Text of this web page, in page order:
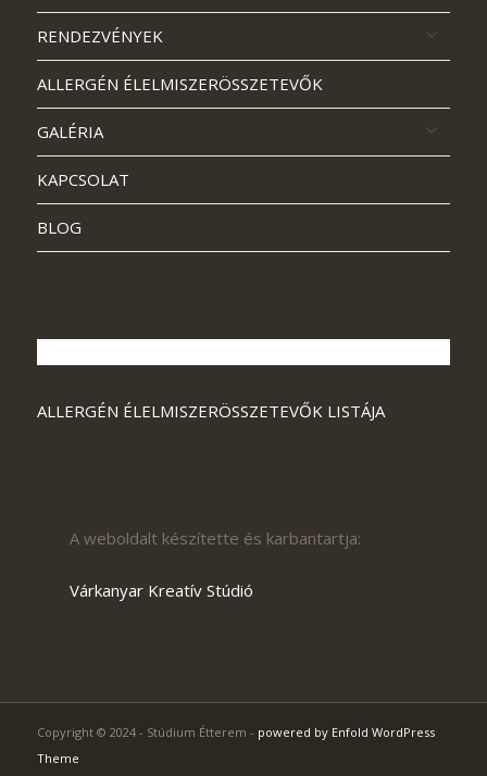
RENDEZVÉNYEK
ALLERGÉN ÉLELMISZERÖSSZETEVŐK
GALÉRIA
KAPCSOLAT
BLOG
ALLERGÉN ÉLELMISZERÖSSZETEVŐK LISTÁJA
A weboldalt készítette és karbantartja:
Várkanyar Kreatív Stúdió
Copyright © 2024 - Stúdium Étterem - powered by Enfold WordPress
Theme